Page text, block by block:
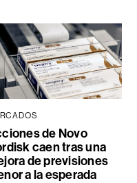
de Novo
caen tras una
de previsiones
a la esperada